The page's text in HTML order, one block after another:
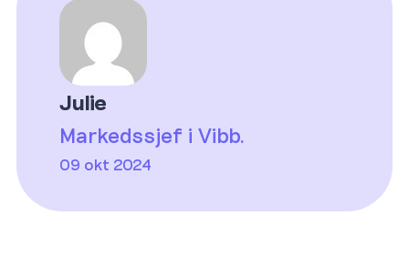
Julie
Markedssjef i Vibb.
09 okt 2024